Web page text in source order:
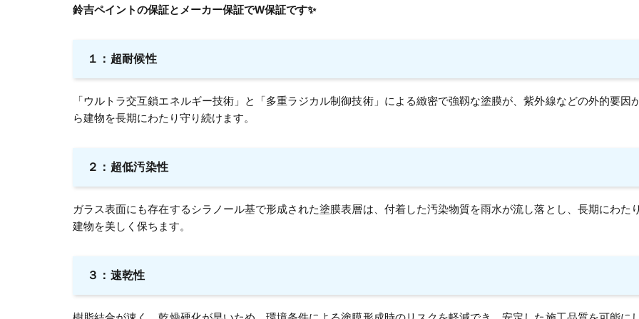
鈴吉ペイントの保証とメーカー保証でW保証です✨
１：超耐候性
「ウルトラ交互鎖エネルギー技術」と「多重ラジカル制御技術」による緻密で強靱な塗膜が、紫外線などの外的要因
ら建物を長期にわたり守り続けます。
２：超低汚染性
ガラス表面にも存在するシラノール基で形成された塗膜表層は、付着した汚染物質を雨水が流し落とし、長期にわたり
建物を美しく保ちます。
３：速乾性